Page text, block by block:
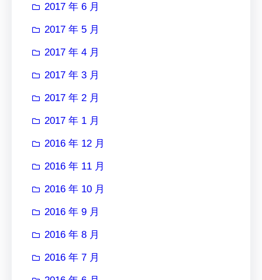
2017 年 6 月
2017 年 5 月
2017 年 4 月
2017 年 3 月
2017 年 2 月
2017 年 1 月
2016 年 12 月
2016 年 11 月
2016 年 10 月
2016 年 9 月
2016 年 8 月
2016 年 7 月